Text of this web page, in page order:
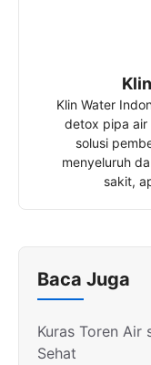
Klin Water
detox pipa air
solusi
menyeluruh
sakit,
Baca Juga
Kuras Toren Air
Sehat